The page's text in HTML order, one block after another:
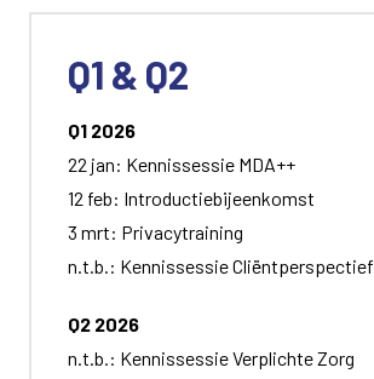
Q1 & Q2
Q1 2026
22 jan: Kennissessie MDA++
12 feb: Introductiebijeenkomst
3 mrt: Privacytraining
n.t.b.: Kennissessie Cliëntperspectief
Q2 2026
n.t.b.: Kennissessie Verplichte Zorg